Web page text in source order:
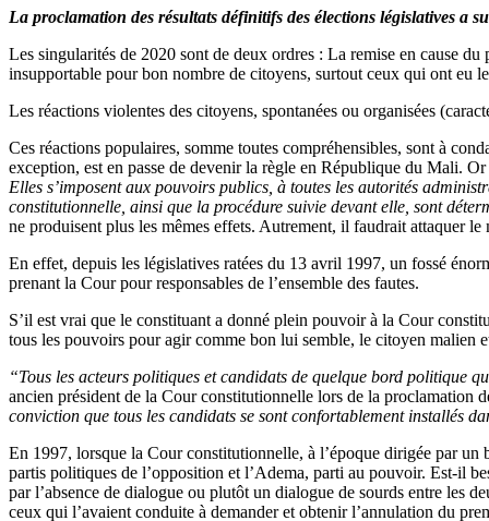
La proclamation des résultats définitifs des élections législatives a
Les singularités de 2020 sont de deux ordres : La remise en cause
insupportable pour bon nombre de citoyens, surtout ceux qui ont eu
Les réactions violentes des citoyens, spontanées ou organisées
Ces réactions populaires, somme toutes compréhensibles, sont à
exception, est en passe de devenir la règle en République du Mali.
Elles s’imposent aux pouvoirs publics, à toutes les autorités
constitutionnelle, ainsi que la procédure suivie devant elle, sont
ne produisent plus les mêmes effets. Autrement, il faudrait attaquer le
En effet, depuis les législatives ratées du 13 avril 1997, un fossé
prenant la Cour pour responsables de l’ensemble des fautes.
S’il est vrai que le constituant a donné plein pouvoir à la Cour
tous les pouvoirs pour agir comme bon lui semble, le citoyen malien
“Tous les acteurs politiques et candidats de quelque bord politique
ancien président de la Cour constitutionnelle lors de la proclamation
conviction que tous les candidats se sont confortablement installés
En 1997, lorsque la Cour constitutionnelle, à l’époque dirigée par un
partis politiques de l’opposition et l’Adema, parti au pouvoir. Est-il
par l’absence de dialogue ou plutôt un dialogue de sourds entre les
ceux qui l’avaient conduite à demander et obtenir l’annulation du